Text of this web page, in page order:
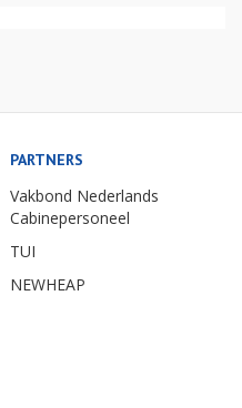
PARTNERS
Vakbond Nederlands
Cabinepersoneel
TUI
NEWHEAP